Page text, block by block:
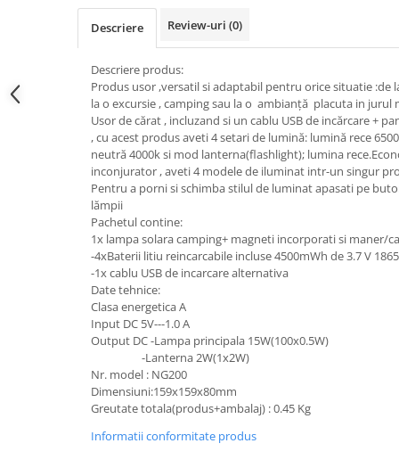
Dulii/Dulie adaptor
Electrocasnice de mici dimensiuni
Mufe,Accesorii TV
Multimetru Digital
Prelungitoare/Derulatoare
Starter/Droser
Triplu Stecher
Întrerupătoare/Comutatoare
Ştechere/Stecher adaptor
Ţeavă PVC
Corpuri Led lineare
Butuc yala,Broaste usa,Lacat
Descriere Review-uri (0)
Descriere produs:
Produs usor ,versatil si adaptabil pentru orice situatie :de
la o excursie , camping sau la o ambianță placuta in jurul
Usor de cărat , incluzand si un cablu USB de incărcare +
, cu acest produs aveti 4 setari de lumină: lumină rece
neutră 4000k si mod lanterna(flashlight); lumina
inconjurator , aveti 4 modele de iluminat intr-un singur
Pentru a porni si schimba stilul de luminat apasati pe
lămpii
Pachetul contine:
1x lampa solara camping+ magneti incorporati si maner/
-4xBaterii litiu reincarcabile incluse 4500mWh de 3.7 V
-1x cablu USB de incarcare alternativa
Date tehnice:
Clasa energetica A
Input DC 5V---1.0 A
Output DC -Lampa principala 15W(100x0.5W)
-Lanterna 2W(1x2W)
Nr. model : NG200
Dimensiuni:159x159x80mm
Greutate totala(produs+ambalaj) : 0.45 Kg
Informatii conformitate produs